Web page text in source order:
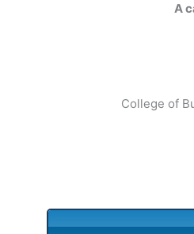
A
College of